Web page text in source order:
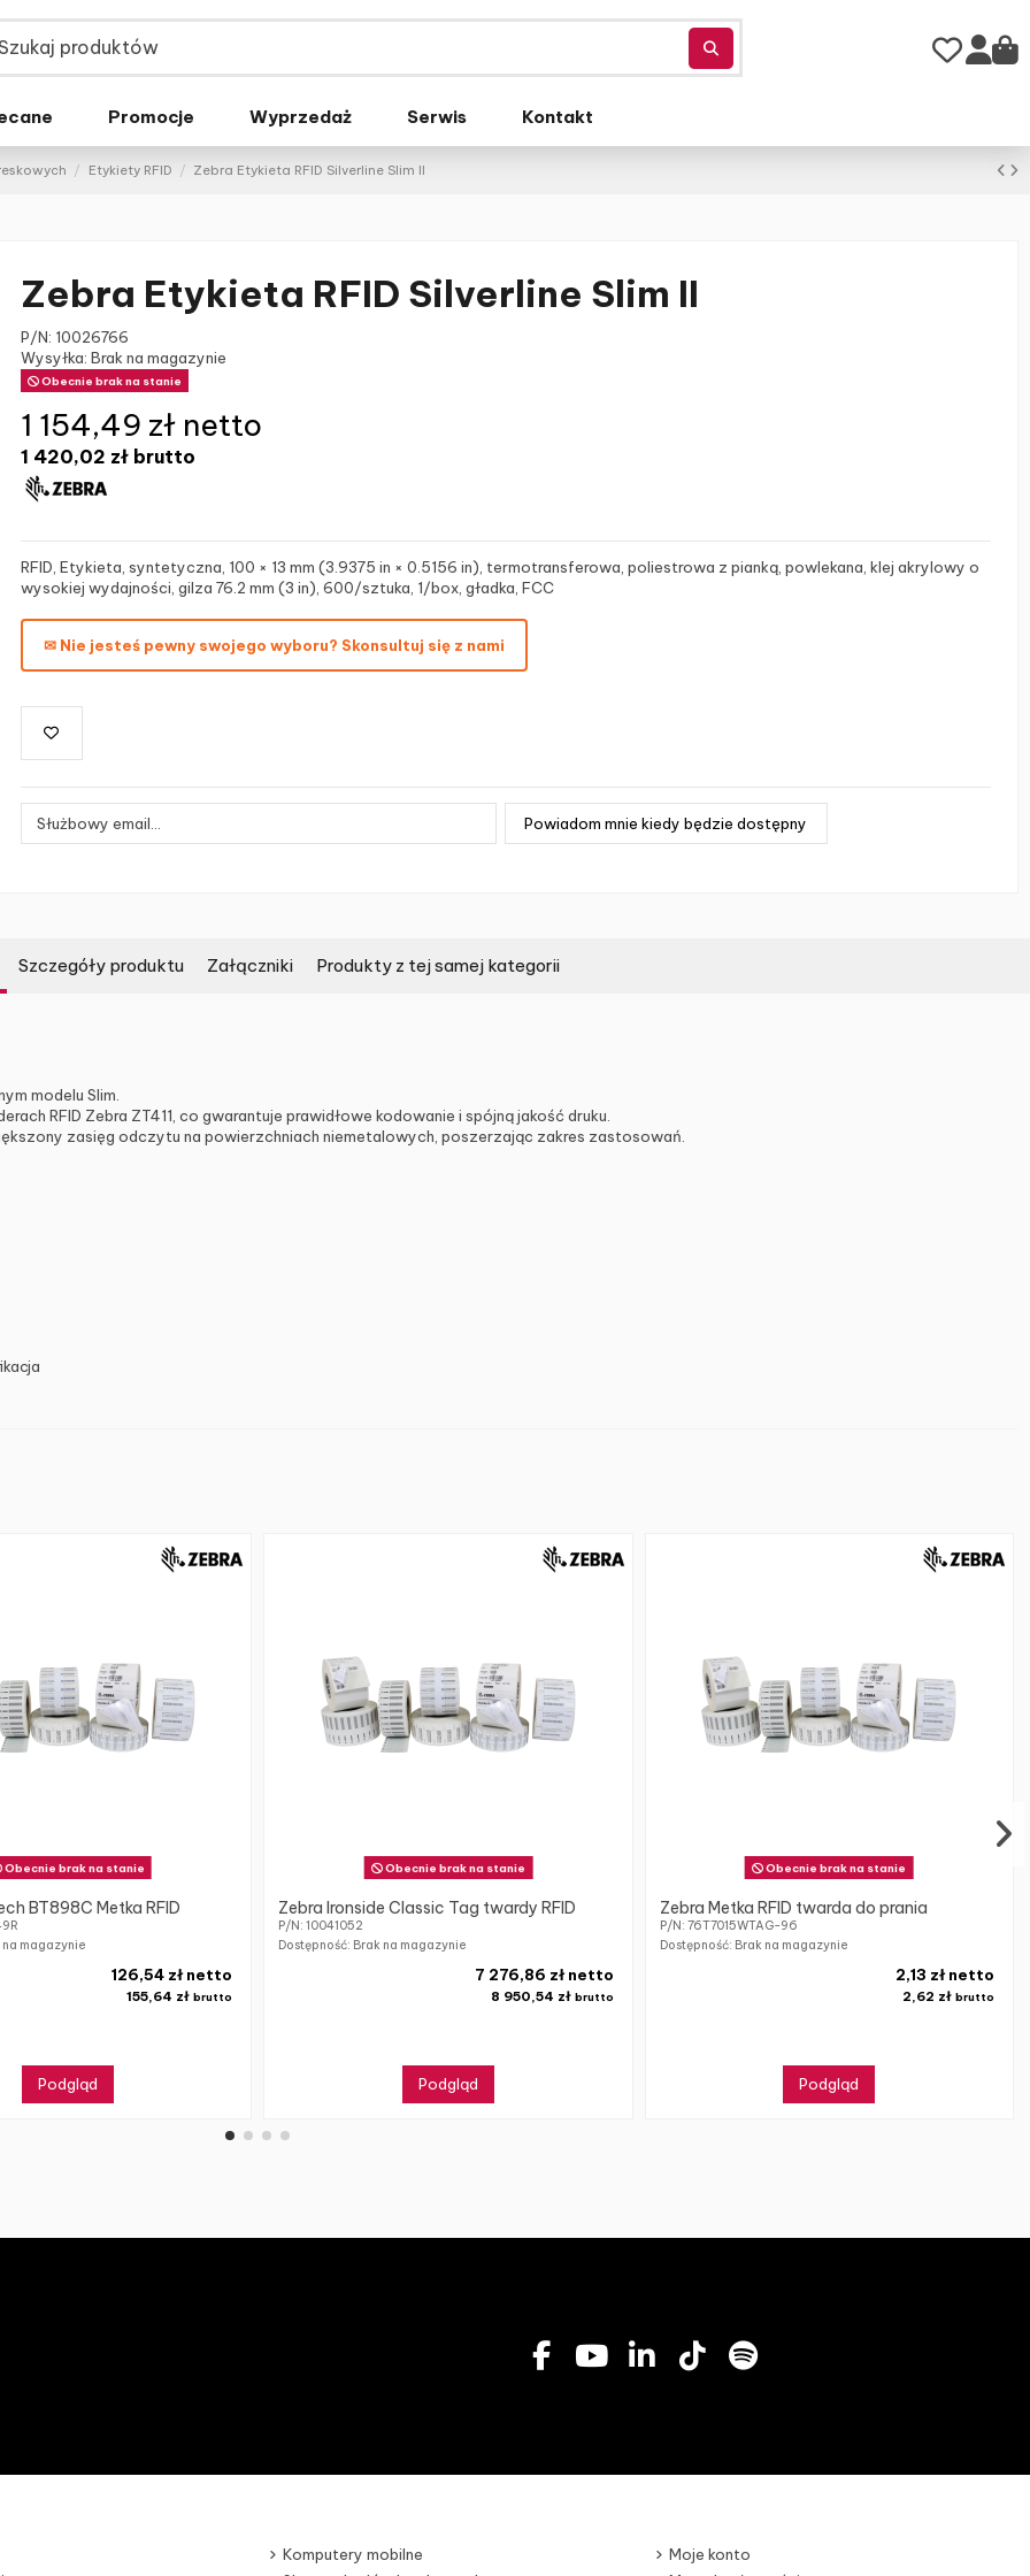
Promocje Wyprzedaż Serwis Kontakt
Etykiety RFID Zebra Etykieta RFID Silverline Slim II
Zebra Etykieta RFID Silverline Slim II
P/N: 10026766
Wysyłka: Brak na magazynie
Obecnie brak na stanie
1 420,02 zł brutto
1 154,49 zł netto
RFID, Etykieta, syntetyczna, 100 × 13 mm (3.9375 in × 0.5156 in), termotransferowa, poliestrowa z pianką, powlekana, klej akrylowy o
wysokiej wydajności, gilza 76.2 mm (3 in), 600/sztuka, 1/box, gładka, FCC
✉ Nie jesteś pewny swojego wyboru? Skonsultuj się z nami
Szczegóły produktu Załączniki Produkty z tej samej kategorii
modelu Slim.
RFID Zebra ZT411, co gwarantuje prawidłowe kodowanie i spójną jakość druku.
zasięg odczytu na powierzchniach niemetalowych, poszerzając zakres zastosowań.
Obecnie brak na stanie
BT898C Metka RFID
na magazynie
155,64 złbrutto
126,54 zł netto
Podgląd
Obecnie brak na stanie
Zebra Ironside Classic Tag twardy RFID
P/N: 10041052
Dostępność: Brak na magazynie
8 950,54 zł brutto
7 276,86 zł netto
Podgląd
Obecnie brak na stanie
Zebra Metka RFID twarda do prania
P/N: 76T7015WTAG-96
Dostępność: Brak na magazynie
2,62 zł brutto
2,13 zł netto
Podgląd
Komputery mobilne
Moje konto